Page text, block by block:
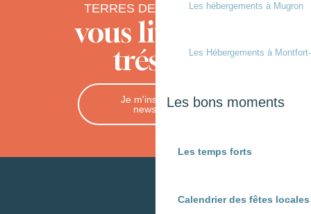
Les hébergements à Mugron
Les Hébergements à
Les bons moments
Les temps forts
Calendrier des fêtes
TERRES DE CHALOSSE
vous livre ses
trésors
Je m'inscris à la
newsletter